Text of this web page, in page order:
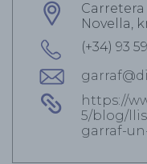
Novella,
(+34) 93
https://
5/blog/
garraf-